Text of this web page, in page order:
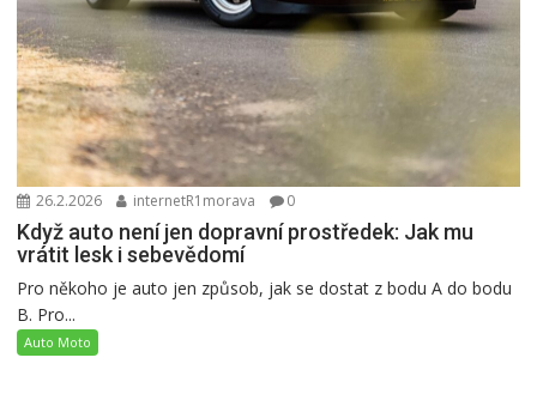
26.2.2026 internetR1morava 0
Když auto není jen dopravní prostředek: Jak mu
vrátit lesk i sebevědomí
Pro někoho je auto jen způsob, jak se dostat z bodu A do bodu
B. Pro...
Auto Moto